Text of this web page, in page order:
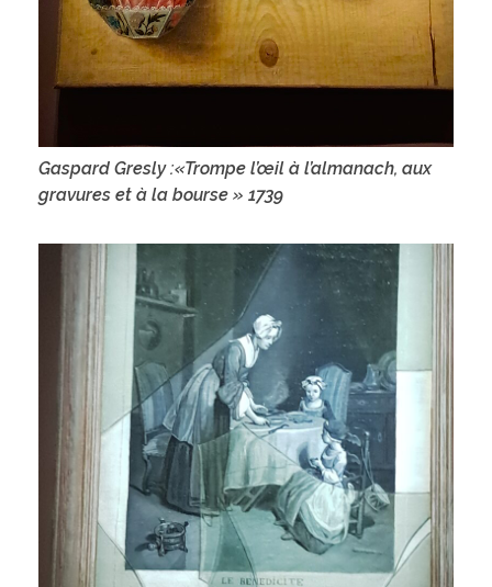
Gaspard Gresly :«Trompe l’œil à l’almanach, aux
gravures et à la bourse » 1739